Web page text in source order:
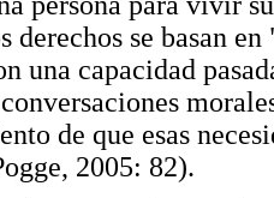
derechos se basan
una capacidad
de que esas
2005: 82).